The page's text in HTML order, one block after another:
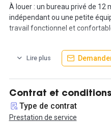
À louer : un bureau privé de 12
indépendant ou une petite
travail fonctionnel et
Situé Place Dupuy, en plein
bénéficie d’un emplacement
à seulement une à deux
déplacements quotidiens.
Le loyer est fixé à 600 € par
Lire plus
Contrat et
Type de contrat
Prestation de service